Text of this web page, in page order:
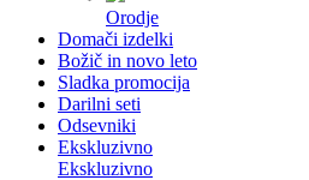
Orodje
Domači izdelki
Božič in novo leto
Sladka promocija
Darilni seti
Odsevniki
Ekskluzivno
Ekskluzivno